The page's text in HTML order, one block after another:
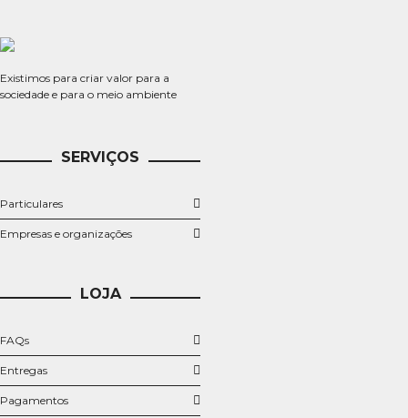
Existimos para criar valor para a
sociedade e para o meio ambiente
SERVIÇOS
Particulares
​Empresas e organizações
LOJA
FAQs
Entregas
Pagamentos